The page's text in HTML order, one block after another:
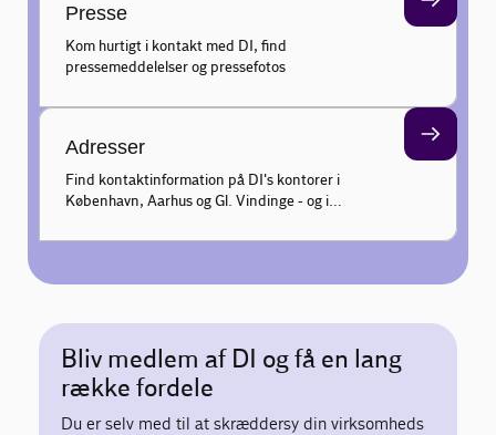
Presse
Kom hurtigt i kontakt med DI, find
pressemeddelelser og pressefotos
Adresser
Find kontaktinformation på DI's kontorer i
København, Aarhus og Gl. Vindinge - og i
Indien, Sydkorea, Kenya og Vietnam.
Bliv medlem af DI og få en lang
række fordele
Du er selv med til at skræddersy din virksomheds